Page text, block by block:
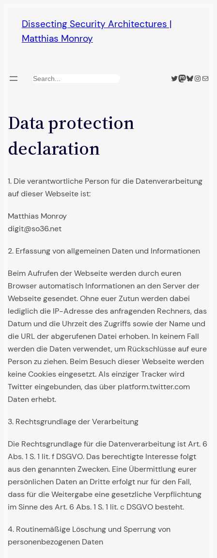
content
Dissecting Security Architectures |
Matthias Monroy
Search Twitter
Mastodon
Bluesky
Mail
Data protection
declaration
1. Die verantwortliche Person für die Datenverarbeitung
auf dieser Webseite ist:
Matthias Monroy
digit@so36.net
2. Erfassung von allgemeinen Daten und Informationen
Beim Aufrufen der Webseite werden durch euren
Browser automatisch Informationen an den Server der
Webseite gesendet. Ohne euer Zutun werden dabei
lediglich die IP-Adresse des anfragenden Rechners, das
Datum und die Uhrzeit des Zugriffs sowie der Name und
die URL der abgerufenen Datei erhoben. In keinem Fall
werden die Daten verwendet, um Rückschlüsse auf eure
Person zu ziehen. Beim Besuch dieser Webseite werden
keine Cookies eingesetzt. Als einziger Tracker wird
Twitter eingebunden, das über platform.twitter.com
Daten erhebt.
3. Rechtsgrundlage der Verarbeitung
Die Rechtsgrundlage für die Datenverarbeitung ist Art. 6
Abs. 1 S. 1 lit. f DSGVO. Das berechtigte Interesse folgt
aus den genannten Zwecken. Eine Übermittlung eurer
persönlichen Daten an Dritte erfolgt nur für den Fall,
dass für die Weitergabe eine gesetzliche Verpflichtung
im Sinne des Art. 6 Abs. 1 S. 1 lit. c DSGVO besteht.
4. Routinemäßige Löschung und Sperrung von
personenbezogenen Daten